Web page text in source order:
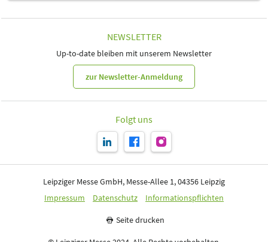
NEWSLETTER
Up-to-date bleiben mit unserem Newsletter
zur Newsletter-Anmeldung
Folgt uns
Leipziger Messe GmbH, Messe-Allee 1, 04356 Leipzig
Impressum
Datenschutz Informationspflichten
Seite drucken